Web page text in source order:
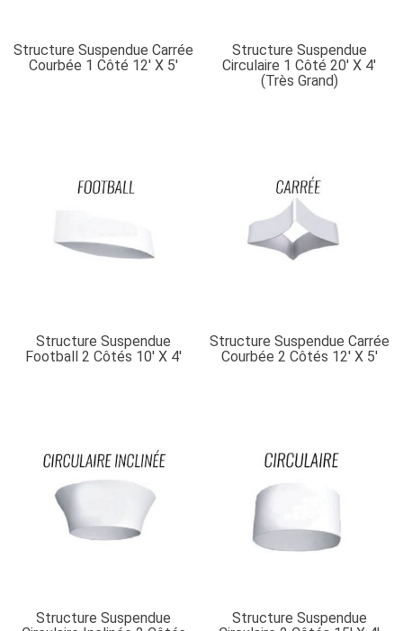
Structure Suspendue Carrée
Courbée 1 Côté 12′ X 5′
Structure Suspendue
Circulaire 1 Côté 20′ X 4′
(très Grand)
Structure Suspendue
Football 2 Côtés 10′ X 4′
Structure Suspendue Carrée
Courbée 2 Côtés 12′ X 5′
Structure Suspendue
Structure Suspendue